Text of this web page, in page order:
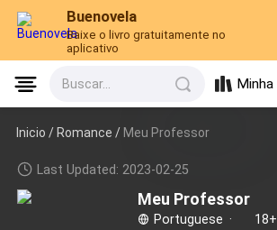
Buenovela
Baixe o livro gratuitamente no
aplicativo
Buscar...
Inicio /Romance / Meu Professor
Last Updated: 2023-02-25
Meu Professor
Portuguese · 18+